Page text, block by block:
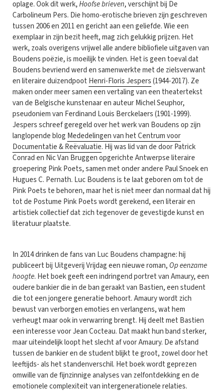
oplage. Ook dit werk,Hoofse brieven, verschijnt bij De
Carbolineum Pers. Die homo-erotische brieven zijn geschreven
tussen 2006 en 2011 en gericht aan een geliefde. Wie een
exemplaar in zijn bezit heeft, mag zich gelukkig prijzen. Het
werk, zoals overigens vrijwel alle andere bibliofiele uitgaven van
Boudens poëzie, is moeilijk te vinden. Het is geen toeval dat
Boudens bevriend werd en samenwerkte met de zielsverwant
en literaire duizendpoot Henri-Floris Jespers(1944-2017). Ze
maken onder meer samen een vertaling van een theatertekst
van de Belgische kunstenaar en auteur Michel Seuphor,
pseudoniem van Ferdinand Louis Berckelaers (1901-1999).
Jespers schreef geregeld over het werk van Boudens op zijn
langlopende blog Mededelingen van het Centrum voor
Documentatie & Reëvaluatie. Hij was lid van de door Patrick
Conrad en Nic Van Bruggen opgerichte Antwerpse literaire
groepering Pink Poets, samen met onder andere Paul Snoek en
Hugues C. Pernath. Luc Boudens is te laat geboren om tot de
Pink Poets te behoren, maar het is niet meer dan normaal dat hij
tot de Postume Pink Poets wordt gerekend, een literair en
artistiek collectief dat zich tegenover de gevestigde kunst en
literatuur plaatste.
In 2014 drinken de fans van Luc Boudens champagne: hij
publiceert bij Uitgeverij Vrijdag een nieuwe roman, Op eenzame
hoogte. Het boek geeft een indringend portret van Amaury, een
oudere bankier die in de ban geraakt van Bastien, een student
die tot een jongere generatie behoort. Amaury wordt zich
bewust van verborgen emoties en verlangens, wat hem
verheugt maar ook in verwarring brengt. Hij deelt met Bastien
een interesse voor Jean Cocteau. Dat maakt hun band sterker,
maar uiteindelijk loopt het slecht af voor Amaury. De afstand
tussen de bankier en de student blijkt te groot, zowel door het
leeftijds- als het standenverschil. Het boek wordt geprezen
omwille van de fijnzinnige analyses van zelfontdekking en de
emotionele complexiteit van intergenerationele relaties.